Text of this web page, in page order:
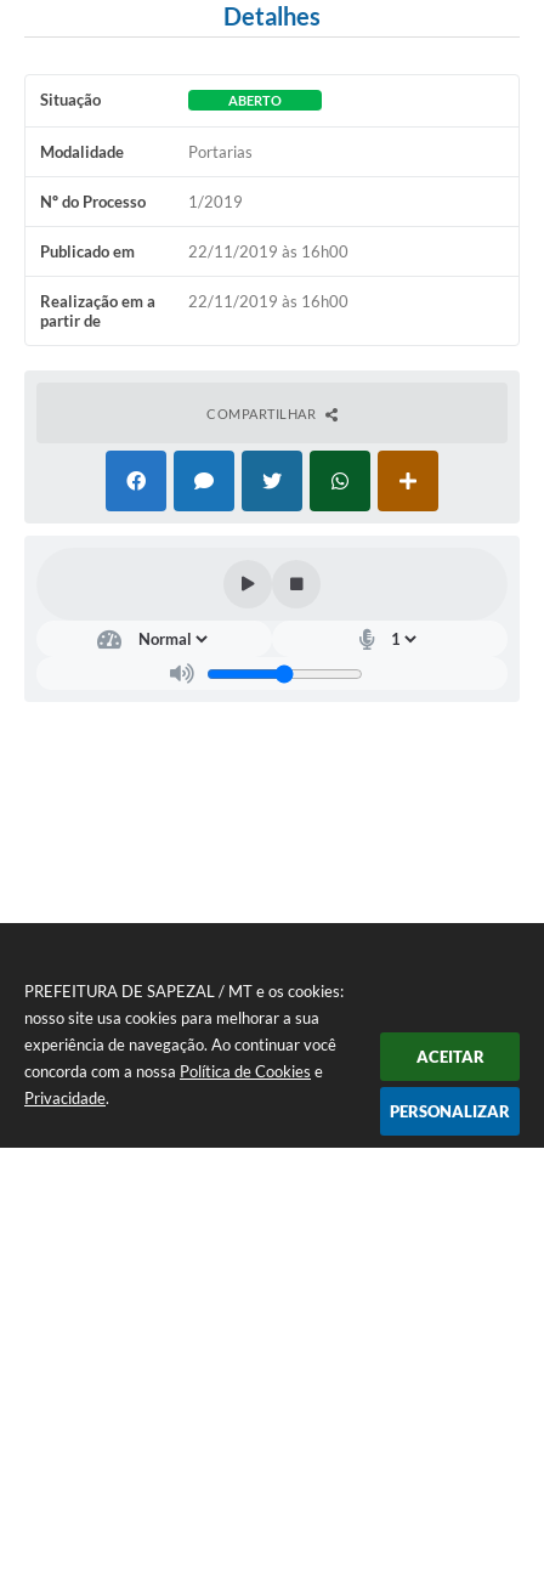
PREFEITURA DE SAPEZAL / MT e os cookies:
nosso site usa cookies para melhorar a sua
experiência de navegação. Ao continuar você
concorda com a nossa Política de Cookies e
Privacidade.
ACEITAR
PERSONALIZAR
Detalhes
Situação ABERTO
Modalidade Portarias
Nº do Processo 1/2019
Publicado em 22/11/2019 às 16h00
Realização em a
partir de
22/11/2019 às 16h00
COMPARTILHAR